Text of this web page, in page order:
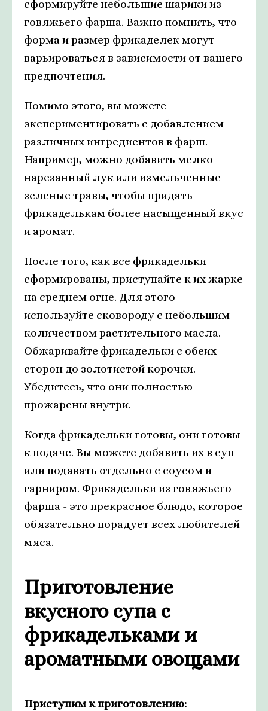
сформируйте небольшие шарики из
говяжьего фарша. Важно помнить, что
форма и размер фрикаделек могут
варьироваться в зависимости от вашего
предпочтения.
Помимо этого, вы можете
экспериментировать с добавлением
различных ингредиентов в фарш.
Например, можно добавить мелко
нарезанный лук или измельченные
зеленые травы, чтобы придать
фрикаделькам более насыщенный вкус
и аромат.
После того, как все фрикадельки
сформированы, приступайте к их жарке
на среднем огне. Для этого
используйте сковороду с небольшим
количеством растительного масла.
Обжаривайте фрикадельки с обеих
сторон до золотистой корочки.
Убедитесь, что они полностью
прожарены внутри.
Когда фрикадельки готовы, они готовы
к подаче. Вы можете добавить их в суп
или подавать отдельно с соусом и
гарниром. Фрикадельки из говяжьего
фарша - это прекрасное блюдо, которое
обязательно порадует всех любителей
мяса.
Приготовление
вкусного супа с
фрикадельками и
ароматными овощами
Приступим к приготовлению: